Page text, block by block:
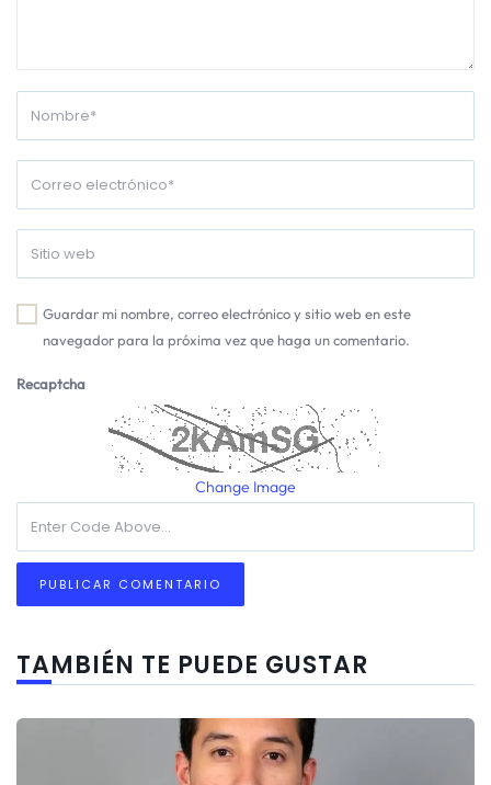
Guardar mi nombre, correo electrónico y sitio web en este
navegador para la próxima vez que haga un comentario.
Recaptcha
Change Image
TAMBIÉN TE PUEDE GUSTAR